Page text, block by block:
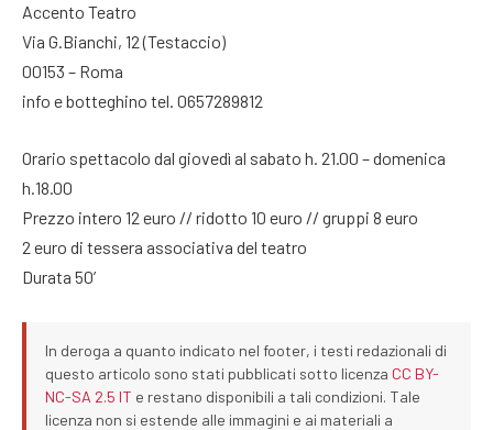
Accento Teatro
Via G.Bianchi, 12 (Testaccio)
00153 – Roma
info e botteghino tel. 0657289812
Orario spettacolo dal giovedì al sabato h. 21.00 – domenica
h.18.00
Prezzo intero 12 euro // ridotto 10 euro // gruppi 8 euro
2 euro di tessera associativa del teatro
Durata 50’
In deroga a quanto indicato nel footer, i testi redazionali di
questo articolo sono stati pubblicati sotto licenza CC BY-
NC-SA 2.5 IT e restano disponibili a tali condizioni. Tale
licenza non si estende alle immagini e ai materiali a